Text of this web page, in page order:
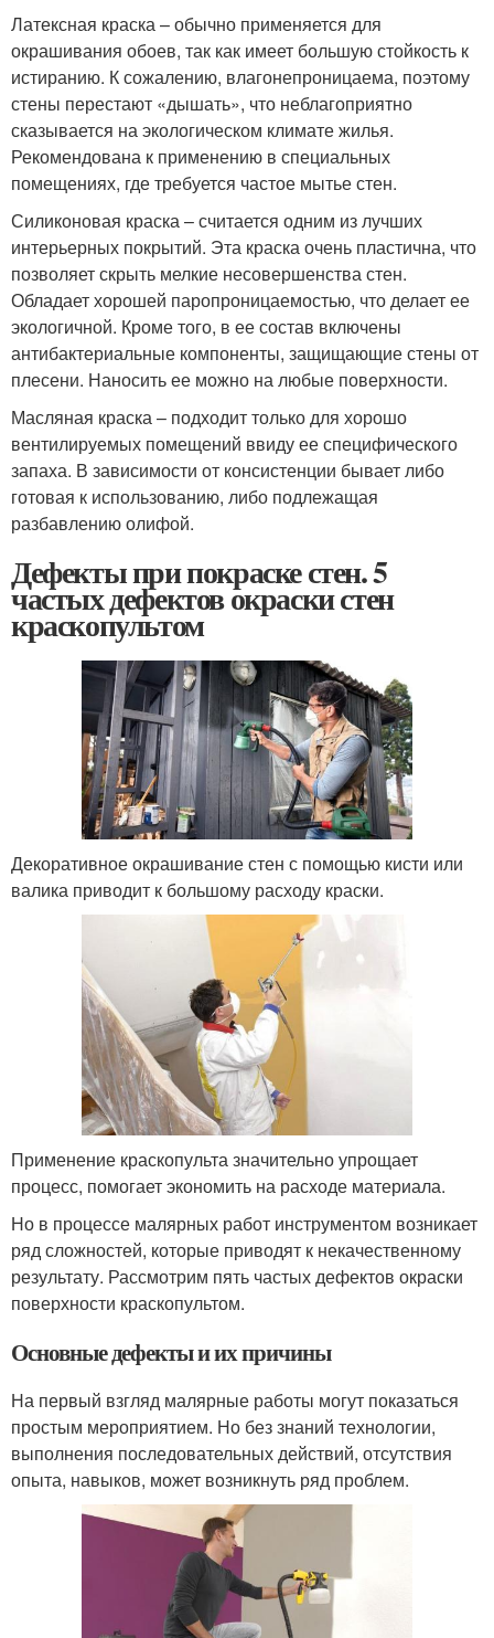
Латексная краска – обычно применяется для
окрашивания обоев, так как имеет большую стойкость к
истиранию. К сожалению, влагонепроницаема, поэтому
стены перестают «дышать», что неблагоприятно
сказывается на экологическом климате жилья.
Рекомендована к применению в специальных
помещениях, где требуется частое мытье стен.
Силиконовая краска – считается одним из лучших
интерьерных покрытий. Эта краска очень пластична, что
позволяет скрыть мелкие несовершенства стен.
Обладает хорошей паропроницаемостью, что делает ее
экологичной. Кроме того, в ее состав включены
антибактериальные компоненты, защищающие стены от
плесени. Наносить ее можно на любые поверхности.
Масляная краска – подходит только для хорошо
вентилируемых помещений ввиду ее специфического
запаха. В зависимости от консистенции бывает либо
готовая к использованию, либо подлежащая
разбавлению олифой.
Дефекты при покраске стен. 5
частых дефектов окраски стен
краскопультом
Декоративное окрашивание стен с помощью кисти или
валика приводит к большому расходу краски.
Применение краскопульта значительно упрощает
процесс, помогает экономить на расходе материала.
Но в процессе малярных работ инструментом возникает
ряд сложностей, которые приводят к некачественному
результату. Рассмотрим пять частых дефектов окраски
поверхности краскопультом.
Основные дефекты и их причины
На первый взгляд малярные работы могут показаться
простым мероприятием. Но без знаний технологии,
выполнения последовательных действий, отсутствия
опыта, навыков, может возникнуть ряд проблем.